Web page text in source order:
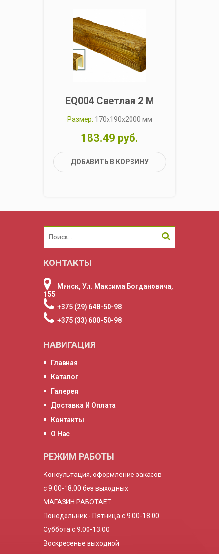
EQ004 Светлая 2 М
Размер: 170x190x2000 мм
183.49 руб.
ДОБАВИТЬ В КОРЗИНУ
КОНТАКТЫ
Минск, Ул. Максима Богдановича,
155
+375 (29) 648-50-98
+375 (33) 600-50-98
НАВИГАЦИЯ
Главная
Каталог
Галерея
Доставка И Оплата
Контакты
О Нас
РЕЖИМ РАБОТЫ
Консультация, оформление заказов
с 9.00-18.00 без выходных
МАГАЗИН РАБОТАЕТ
Понедельник - Пятница с 9.00-18.00
Суббота с 9.00-13.00
Воскресенье выходной